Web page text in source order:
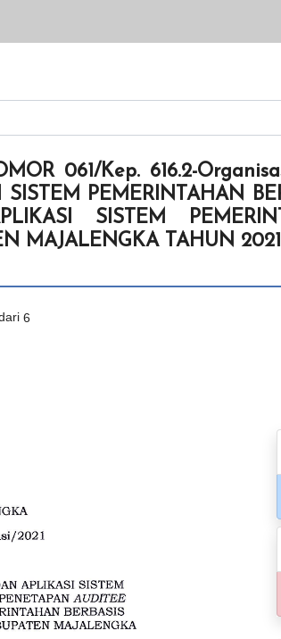
061/Kep. 616.2-
PEMERINTAHAN
SISTEM
MAJALENGKA TAHUN 2021
6